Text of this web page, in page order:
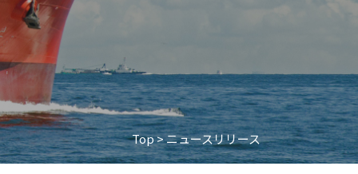
Top> ニュースリリース